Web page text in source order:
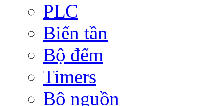
PLC
Biến tần
Bộ đếm
Timers
Bộ nguồn